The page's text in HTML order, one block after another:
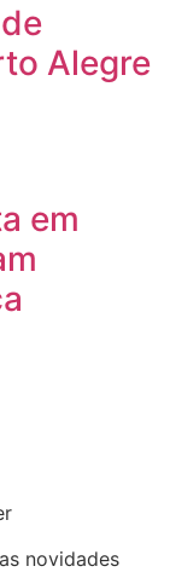
Alegre
em
novidades